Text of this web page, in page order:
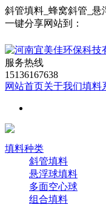
斜管填料_蜂窝斜管_悬
一键分享网站到：
服务热线
15136167638
网站首页关于我们填料
填料种类
斜管填料
悬浮球填料
多面空心球
组合填料